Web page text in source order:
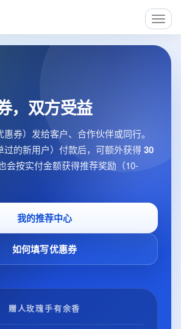
，双方受益
券）发给客户、合作伙伴或同行。
过的新用户）付款后，可额外获得30
会按实付金额获得推荐奖励（10-
我的推荐中心
如何填写优惠券
赠人玫瑰手有余香